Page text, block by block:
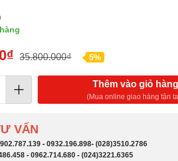
35.800.000₫ 5%
Thêm vào giỏ hàng
(Mua online giao hàng tận
VẤN
-0932.196.898-(028)3510.2786
-0962.714.680 -(024)3221.6365